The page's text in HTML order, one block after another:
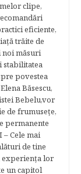
clipe,
eficiente,
trăite de
noi măsuri
stabilitatea
povestea
Băsescu,
Bebelu,vor
de frumuseţe,
permanente
– Cele mai
de tine
experienţa lor
un capitol